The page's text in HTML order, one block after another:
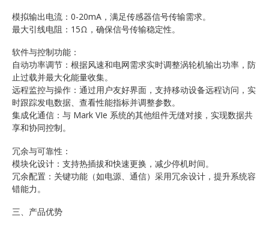
模拟输出电流：0-20mA，满足传感器信号传输需求。
最大引线电阻：15Ω，确保信号传输稳定性。
软件与控制功能：
自动功率调节：根据风速和电网需求实时调整涡轮机输出功率，防
止过载并最大化能量收集。
远程监控与操作：通过用户友好界面，支持移动设备远程访问，实
时跟踪发电数据、查看性能指标并调整参数。
集成化通信：与 Mark VIe 系统的其他组件无缝对接，实现数据共
享和协同控制。
冗余与可靠性：
模块化设计：支持热插拔和快速更换，减少停机时间。
冗余配置：关键功能（如电源、通信）采用冗余设计，提升系统容
错能力。
三、产品优势